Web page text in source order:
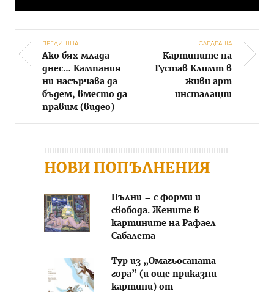
Post navigation
ПРЕДИШНА
Ако бях млада
днес… Кампания
ни насърчава да
бъдем, вместо да
правим (видео)
СЛЕДВАЩА
Картините на
Густав Климт в
живи арт
инсталации
НОВИ ПОПЪЛНЕНИЯ
Пълни – с форми и
свобода. Жените в
картините на Рафаел
Сабалета
Тур из „Омагьосаната
гора” (и още приказни
картини) от